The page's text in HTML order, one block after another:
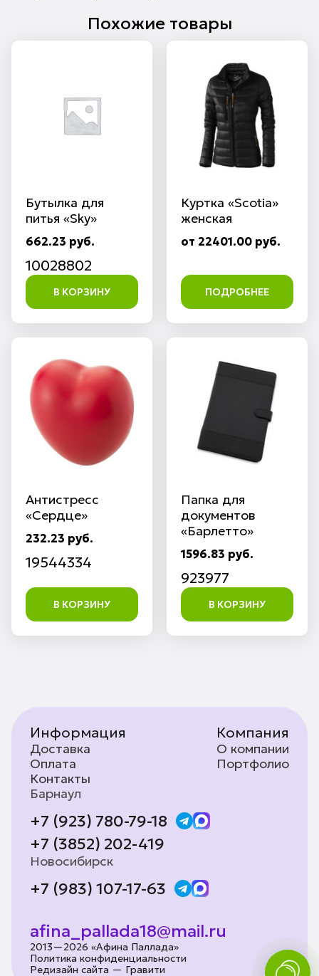
Похожие товары
Бутылка для
питья «Sky»
662.23 руб.
10028802
В КОРЗИНУ
Куртка «Scotia»
женская
от 22401.00 руб.
ПОДРОБНЕЕ
Антистресс
«Сердце»
232.23 руб.
19544334
В КОРЗИНУ
Папка для
документов
«Барлетто»
1596.83 руб.
923977
В КОРЗИНУ
Информация
Доставка
Оплата
Контакты
Компания
О компании
Портфолио
Барнаул
+7 (923) 780-79-18
+7 (3852) 202-419
Новосибирск
+7 (983) 107-17-63
afina_pallada18@mail.ru
2013—2026 «Афина Паллада»
Политика конфиденциальности
Редизайн сайта — Гравити